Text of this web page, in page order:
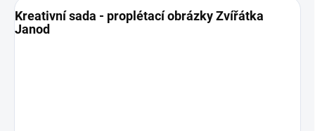
Kreativní sada - proplétací obrázky Zvířátka
Janod